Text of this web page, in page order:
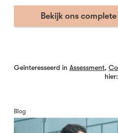
Bekijk ons
Geïnteresseerd in Assessment,
hier:
Blog